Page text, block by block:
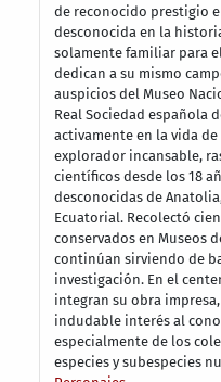
de reconocido prestigio
desconocida en la
solamente familiar para
dedican a su mismo
auspicios del Museo
Real Sociedad española
activamente en la vida
explorador incansable,
científicos desde los 18
desconocidas de
Ecuatorial. Recolectó
conservados en Museos
continúan sirviendo de
investigación. En el
integran su obra
indudable interés al
especialmente de los
especies y subespecies